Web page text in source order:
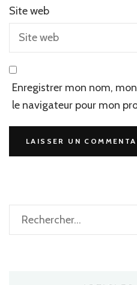
Site web
Enregistrer mon nom,
le navigateur pour mon
Rechercher :